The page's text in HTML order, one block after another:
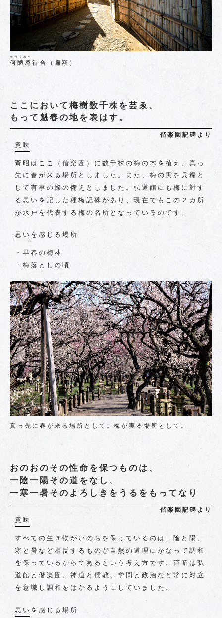
何陋庵
かろうあん
待合（扁額）
ここにおいて梅樹数千株を芸ゑ、
もって魁春の地を表はす。
偕楽園記碑より
意味
斉昭はここ（偕楽園）に数千株の梅の木を植え、真っ
先に春が来る場所としました。また、梅の実を兵糧と
して有事の際の備えとしました。弘道館にも梅に対す
る思いを記した種梅記碑があり、現在でもこの２カ所
が水戸を代表する梅の名所となっているのです。
思いを感じる場所
・早春の梅林
・梅落としの頃
真っ先に春が来る場所として。梅が実る場所として。
おのおのその性命を保つものは、
一陰一陽その道をなし、
一寒一暑そのよろしきをうるをもってなり
偕楽園記碑より
意味
すべての生き物がいのちを保っているのは、陰と陽、
寒と暑など相反するものが自然の道理にかなって調和
を保っているからであるという考え方です。斉昭は弘
道館と偕楽園、神道と儒教、学問と政治など常に対立
を意識し調和をはかるようにしていました。
思いを感じる場所